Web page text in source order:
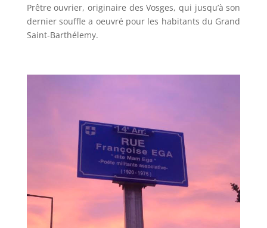
Prêtre ouvrier, originaire des Vosges, qui jusqu’à son
dernier souffle a oeuvré pour les habitants du Grand
Saint-Barthélemy.